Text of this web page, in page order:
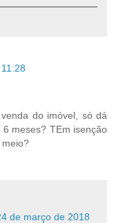
do imóvel, só dá
meses? TEm isenção
de março de 2018